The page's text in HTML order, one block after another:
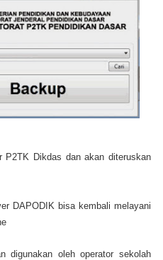
P2TK Dikdas dan akan diteruskan
DAPODIK bisa kembali melayani
digunakan oleh operator sekolah